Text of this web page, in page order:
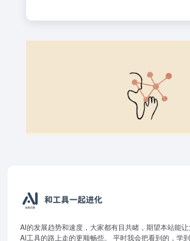
AI的发展趋势和速度，大家都有目共睹，期望本站能
AI工具的路上走的更顺畅些。 平时我会把看到的，学